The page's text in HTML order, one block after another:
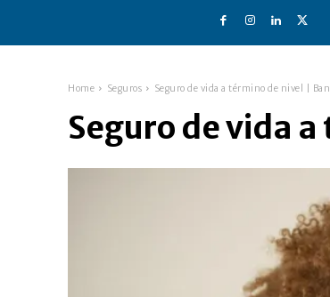
Home Seguros Seguro de vida a término de nivel |
Seguro de vida